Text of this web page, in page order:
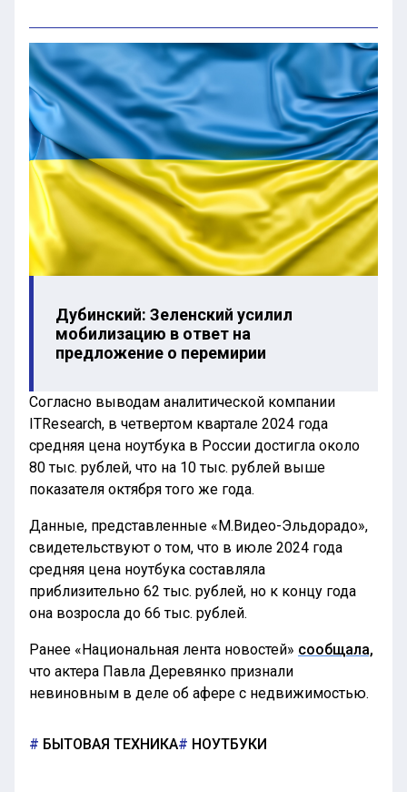
Дубинский: Зеленский усилил
мобилизацию в ответ на
предложение о перемирии
Согласно выводам аналитической компании
ITResearch, в четвертом квартале 2024 года
средняя цена ноутбука в России достигла около
80 тыс. рублей, что на 10 тыс. рублей выше
показателя октября того же года.
Данные, представленные «М.Видео-Эльдорадо»,
свидетельствуют о том, что в июле 2024 года
средняя цена ноутбука составляла
приблизительно 62 тыс. рублей, но к концу года
она возросла до 66 тыс. рублей.
Ранее «Национальная лента новостей» сообщала,
что актера Павла Деревянко признали
невиновным в деле об афере с недвижимостью.
БЫТОВАЯ ТЕХНИКА НОУТБУКИ